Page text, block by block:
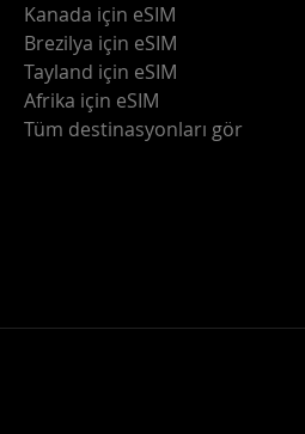
Kanada için eSIM
Brezilya için eSIM
Tayland için eSIM
Afrika için eSIM
Tüm destinasyonları gör